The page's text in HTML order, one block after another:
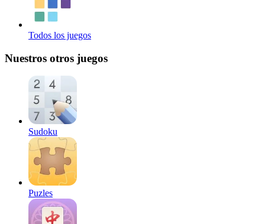
Todos los juegos
Nuestros otros juegos
Sudoku
Puzles